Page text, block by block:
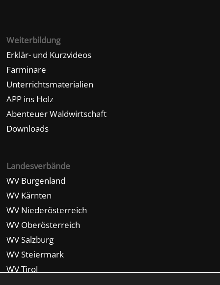
Weiterbildung
Erklär- und Kurzvideos
Farminare
Unterrichtsmaterialien
APP ins Holz
Abenteuer Waldwirtschaft
Downloads
Landesverbände
WV Burgenland
WV Kärnten
WV Niederösterreich
WV Oberösterreich
WV Salzburg
WV Steiermark
WV Tirol